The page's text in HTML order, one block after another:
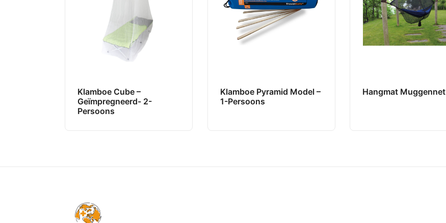
Klamboe Cube –
Geïmpregneerd- 2-
Persoons
Klamboe Pyramid Model –
1-Persoons
Hangmat Muggennet